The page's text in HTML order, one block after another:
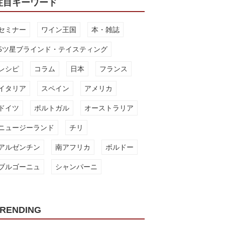
目キーワード
ミナー ワイン王国 本・雑誌
ツ星ブラインド・テイスティング
シピ コラム 日本 フランス
タリア スペイン アメリカ
ドイツ ポルトガル オーストラリア
ュージーランド チリ
ルゼンチン 南アフリカ ボルドー
ルゴーニュ シャンパーニ